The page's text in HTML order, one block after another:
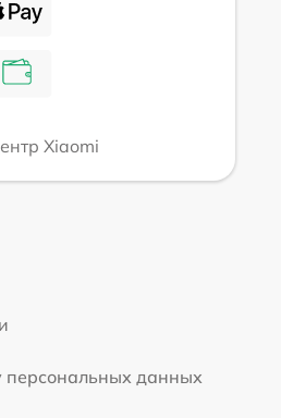
Xiaomi
персональных данных